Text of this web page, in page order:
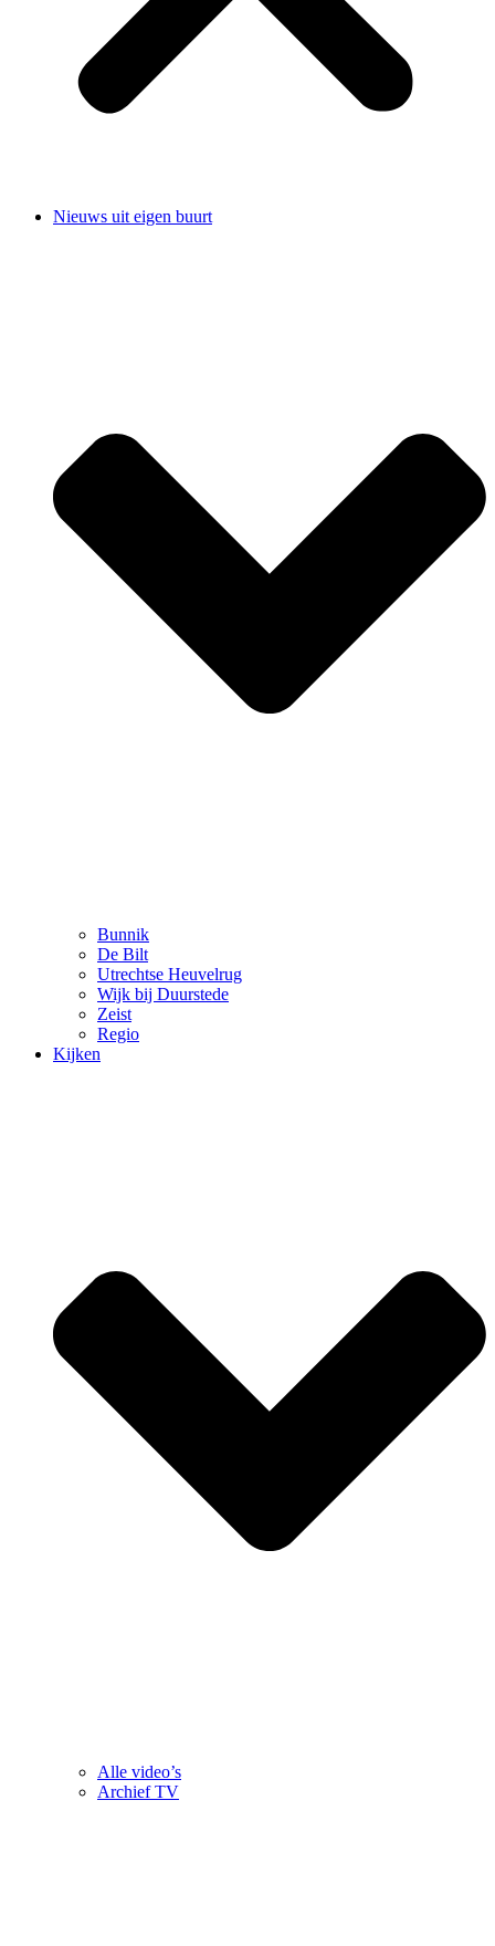
Nieuws uit eigen buurt
Bunnik
De Bilt
Utrechtse Heuvelrug
Wijk bij Duurstede
Zeist
Regio
Kijken
Alle video’s
Archief TV